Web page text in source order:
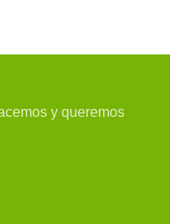
y queremos